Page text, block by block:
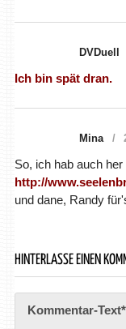
DVDuell
Ich bin spät dran.
Mina
So, ich hab auch her
http://
und dane, Randy
HINTERLASSE EINEN